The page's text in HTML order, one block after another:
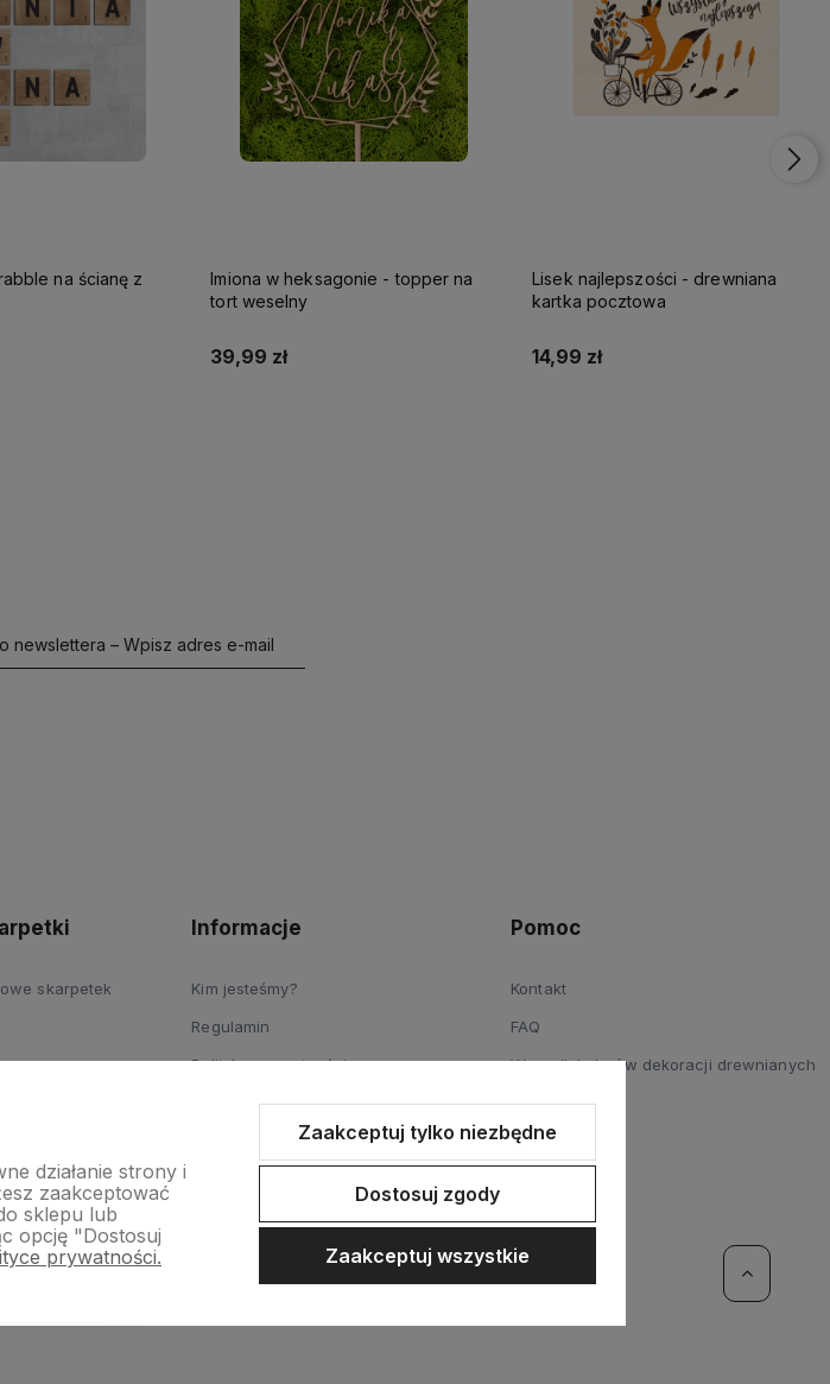
na ścianę z
Imiona w heksagonie - topper na
tort weselny
39,99 zł
Lisek najlepszości - drewniana
kartka pocztowa
14,99 zł
newslettera – Wpisz adres e-mail
skarpetek
Informacje
Kim jesteśmy?
Regulamin
Polityka prywatności
Pomoc
Kontakt
FAQ
Wzornik kolorów dekoracji drewnianych
Reklamacje
Blog
działanie strony i
zaakceptować
sklepu lub
opcję "Dostosuj
prywatności.
Zaakceptuj tylko niezbędne
Dostosuj zgody
Zaakceptuj wszystkie